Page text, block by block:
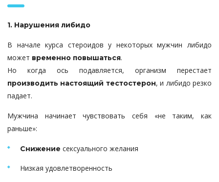
1. Нарушения либидо
В начале курса стероидов у некоторых мужчин либидо
может временно повышаться.
Но когда ось подавляется, организм перестает
производить настоящий тестостерон, и либидо резко
падает.
Мужчина начинает чувствовать себя «не таким, как
раньше»:
Снижение сексуального желания
Низкая удовлетворенность